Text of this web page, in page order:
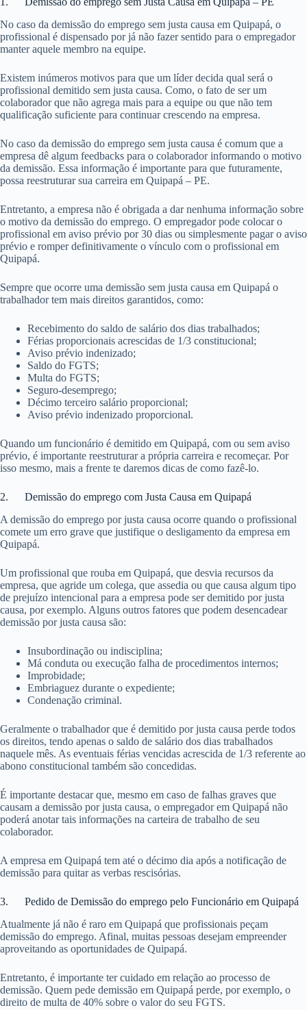
No caso da demissão do emprego sem justa causa em Quipapá, o
profissional é dispensado por já não fazer sentido para o empregador
manter aquele membro na equipe.
Existem inúmeros motivos para que um líder decida qual será o
profissional demitido sem justa causa. Como, o fato de ser um
colaborador que não agrega mais para a equipe ou que não tem
qualificação suficiente para continuar crescendo na empresa.
No caso da demissão do emprego sem justa causa é comum que a
empresa dê algum feedbacks para o colaborador informando o motivo
da demissão. Essa informação é importante para que futuramente,
possa reestruturar sua carreira em Quipapá – PE.
Entretanto, a empresa não é obrigada a dar nenhuma informação sobre
o motivo da demissão do emprego. O empregador pode colocar o
profissional em aviso prévio por 30 dias ou simplesmente pagar o aviso
prévio e romper definitivamente o vínculo com o profissional em
Quipapá.
Sempre que ocorre uma demissão sem justa causa em Quipapá o
trabalhador tem mais direitos garantidos, como:
Recebimento do saldo de salário dos dias trabalhados;
Férias proporcionais acrescidas de 1/3 constitucional;
Aviso prévio indenizado;
Saldo do FGTS;
Multa do FGTS;
Seguro-desemprego;
Décimo terceiro salário proporcional;
Aviso prévio indenizado proporcional.
Quando um funcionário é demitido em Quipapá, com ou sem aviso
prévio, é importante reestruturar a própria carreira e recomeçar. Por
isso mesmo, mais a frente te daremos dicas de como fazê-lo.
2. Demissão do emprego com Justa Causa em Quipapá
A demissão do emprego por justa causa ocorre quando o profissional
comete um erro grave que justifique o desligamento da empresa em
Quipapá.
Um profissional que rouba em Quipapá, que desvia recursos da
empresa, que agride um colega, que assedia ou que causa algum tipo
de prejuízo intencional para a empresa pode ser demitido por justa
causa, por exemplo. Alguns outros fatores que podem desencadear
demissão por justa causa são:
Insubordinação ou indisciplina;
Má conduta ou execução falha de procedimentos internos;
Improbidade;
Embriaguez durante o expediente;
Condenação criminal.
Geralmente o trabalhador que é demitido por justa causa perde todos
os direitos, tendo apenas o saldo de salário dos dias trabalhados
naquele mês. As eventuais férias vencidas acrescida de 1/3 referente ao
abono constitucional também são concedidas.
É importante destacar que, mesmo em caso de falhas graves que
causam a demissão por justa causa, o empregador em Quipapá não
poderá anotar tais informações na carteira de trabalho de seu
colaborador.
A empresa em Quipapá tem até o décimo dia após a notificação de
demissão para quitar as verbas rescisórias.
3. Pedido de Demissão do emprego pelo Funcionário em Quipapá
Atualmente já não é raro em Quipapá que profissionais peçam
demissão do emprego. Afinal, muitas pessoas desejam empreender
aproveitando as oportunidades de Quipapá.
Entretanto, é importante ter cuidado em relação ao processo de
demissão. Quem pede demissão em Quipapá perde, por exemplo, o
direito de multa de 40% sobre o valor do seu FGTS.